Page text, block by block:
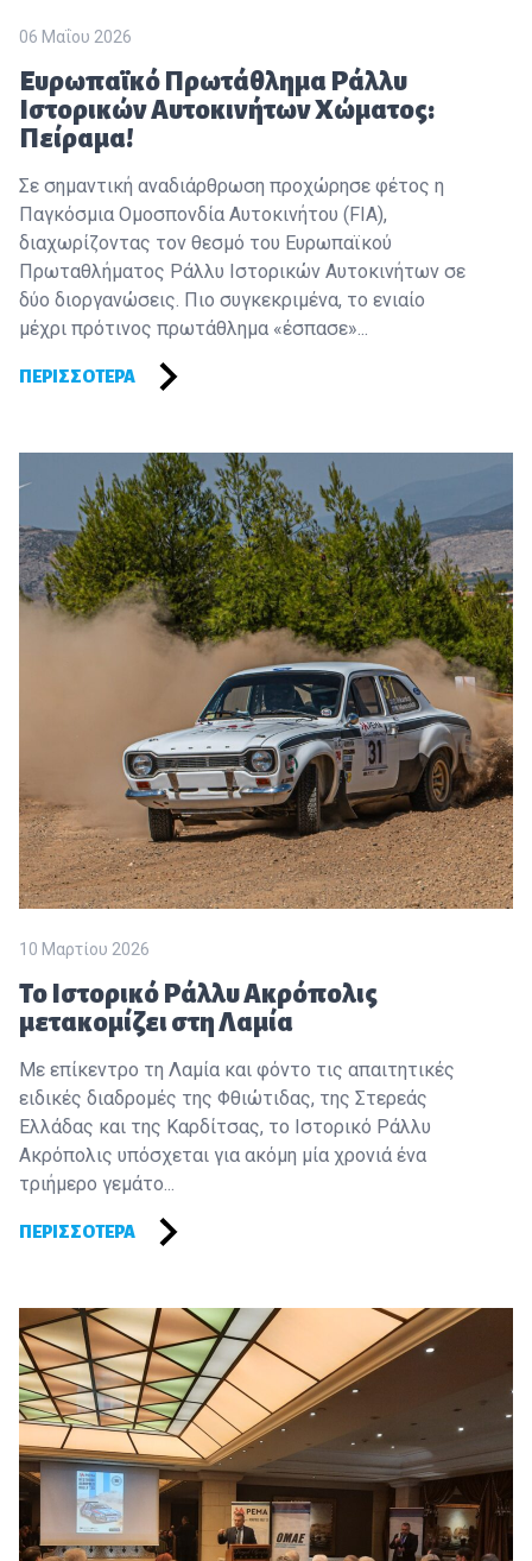
06 Μαΐου 2026
Ευρωπαϊκό Πρωτάθλημα Ράλλυ
Ιστορικών Αυτοκινήτων Χώματος:
Πείραμα!
Σε σημαντική αναδιάρθρωση προχώρησε φέτος η
Παγκόσμια Ομοσπονδία Αυτοκινήτου (FIA),
διαχωρίζοντας τον θεσμό του Ευρωπαϊκού
Πρωταθλήματος Ράλλυ Ιστορικών Αυτοκινήτων σε
δύο διοργανώσεις. Πιο συγκεκριμένα, το ενιαίο
μέχρι πρότινος πρωτάθλημα «έσπασε»...
ΠΕΡΙΣΣΌΤΕΡΑ
10 Μαρτίου 2026
Το Ιστορικό Ράλλυ Ακρόπολις
μετακομίζει στη Λαμία
Με επίκεντρο τη Λαμία και φόντο τις απαιτητικές
ειδικές διαδρομές της Φθιώτιδας, της Στερεάς
Ελλάδας και της Καρδίτσας, το Ιστορικό Ράλλυ
Ακρόπολις υπόσχεται για ακόμη μία χρονιά ένα
τριήμερο γεμάτο...
ΠΕΡΙΣΣΌΤΕΡΑ